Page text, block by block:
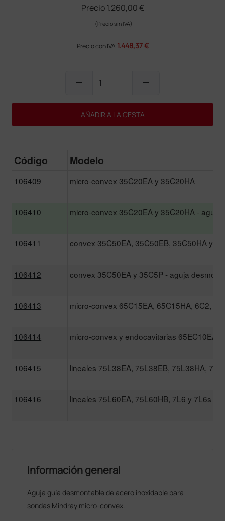
Precio1.260,00 €
(Precio sin IVA)
Precio con IVA 1.448,37 €
add remove
AÑADIR A LA CESTA
Código Modelo
106409 micro-convex 35C20EA y 35C20HA
106410 micro-convex 35C20EA y 35C20HA - aguja
106411 convex 35C50EA, 35C50EB, 35C50HA y
106412 convex 35C50EA y 35C5P - aguja
106413 micro-convex 65C15EA, 65C15HA, 6C2,
106414 micro-convex y endocavitarias 65EC10EA,
106415 lineales 75L38EA, 75L38EB, 75L38HA,
106416 lineales 75L60EA, 75L60HB, 7L6 y 7L6s
Información general
Aguja guía desmontable de acero inoxidable para
sondas Mindray micro-convex.